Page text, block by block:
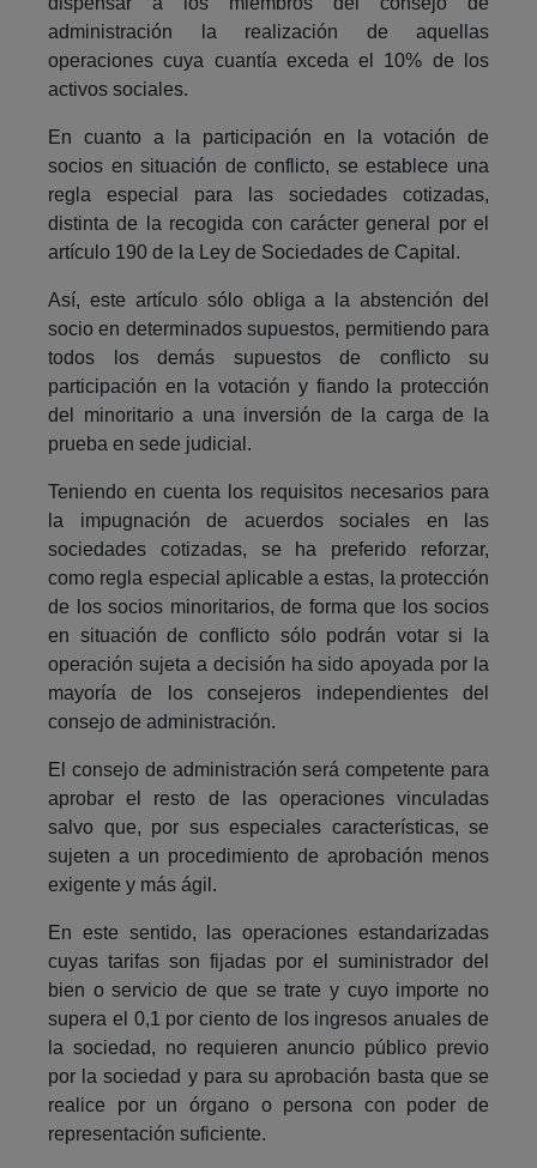
administración la realización de aquellas
operaciones cuya cuantía exceda el 10% de los
activos sociales.
En cuanto a la participación en la votación de
socios en situación de conflicto, se establece una
regla especial para las sociedades cotizadas,
distinta de la recogida con carácter general por el
artículo 190 de la Ley de Sociedades de Capital.
Así, este artículo sólo obliga a la abstención del
socio en determinados supuestos, permitiendo para
todos los demás supuestos de conflicto su
participación en la votación y fiando la protección
del minoritario a una inversión de la carga de la
prueba en sede judicial.
Teniendo en cuenta los requisitos necesarios para
la impugnación de acuerdos sociales en las
sociedades cotizadas, se ha preferido reforzar,
como regla especial aplicable a estas, la protección
de los socios minoritarios, de forma que los socios
en situación de conflicto sólo podrán votar si la
operación sujeta a decisión ha sido apoyada por la
mayoría de los consejeros independientes del
consejo de administración.
El consejo de administración será competente para
aprobar el resto de las operaciones vinculadas
salvo que, por sus especiales características, se
sujeten a un procedimiento de aprobación menos
exigente y más ágil.
En este sentido, las operaciones estandarizadas
cuyas tarifas son fijadas por el suministrador del
bien o servicio de que se trate y cuyo importe no
supera el 0,1 por ciento de los ingresos anuales de
la sociedad, no requieren anuncio público previo
por la sociedad y para su aprobación basta que se
realice por un órgano o persona con poder de
representación suficiente.